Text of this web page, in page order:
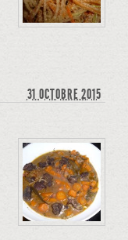
31 OCTOBRE 2015